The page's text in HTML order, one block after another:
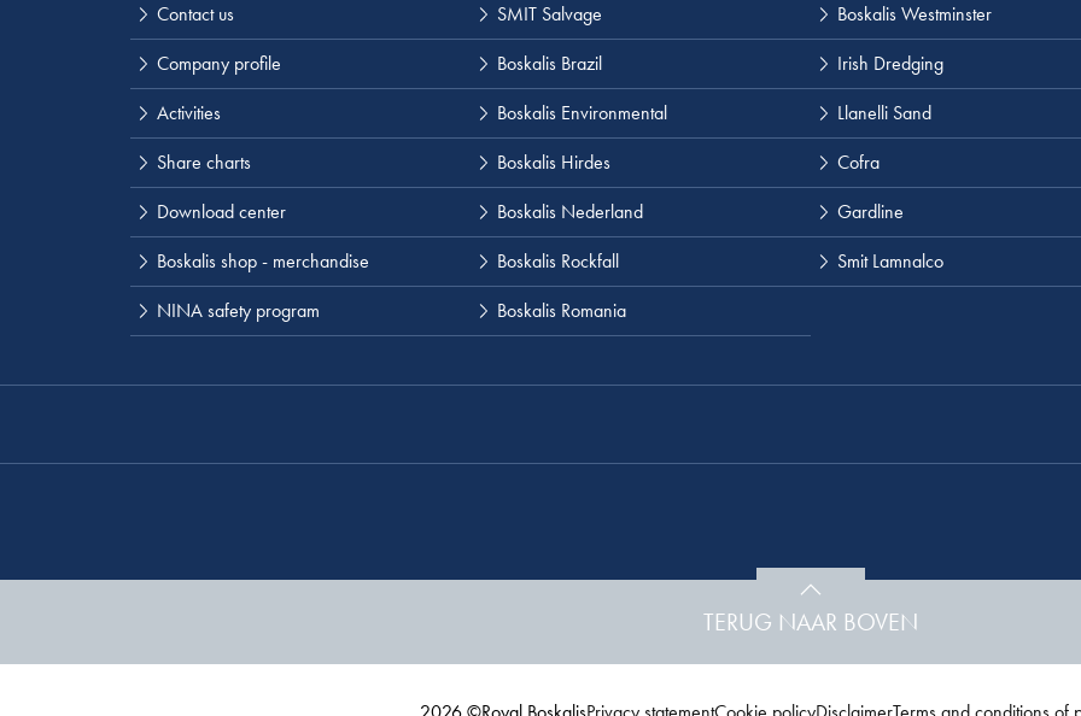
Contact us
Company profile
Activities
Share charts
Download center
Boskalis shop - merchandise
NINA safety program
SMIT Salvage
Boskalis Brazil
Boskalis Environmental
Boskalis Hirdes
Boskalis Nederland
Boskalis Rockfall
Boskalis Romania
Boskalis Westminster
Irish Dredging
Llanelli Sand
Cofra
Gardline
Smit Lamnalco
TERUG NAAR BOVEN